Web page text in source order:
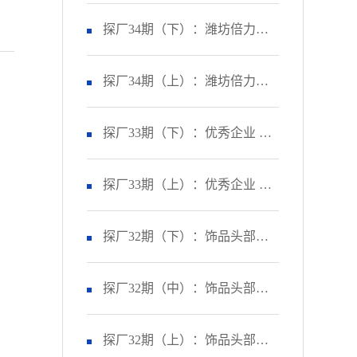
市企业精益标杆生产线效率提
升40%？
探厂34期（下）：潍坊倍力汽
车零部件有限公司 如何让生产
效率提升43%？
探厂34期（上）：潍坊倍力汽
车零部件有限公司 如何让订单
准交率提升43%？
探厂33期（下）：优秀企业 盛
央电气 | 通过管理变革，让订单
准交率提升到95%以上！
探厂33期（上）：优秀企业 盛
央电气 | 通过精益生产，让产线
产能提升83%！
探厂32期（下）：饰品头部企
业 贝菲饰品 | 通过品质改善，
让失败成本异常递减70%！
探厂32期（中）：饰品头部企
业 贝菲饰品 | 通过交付改善，
探厂32期（上）：饰品头部企